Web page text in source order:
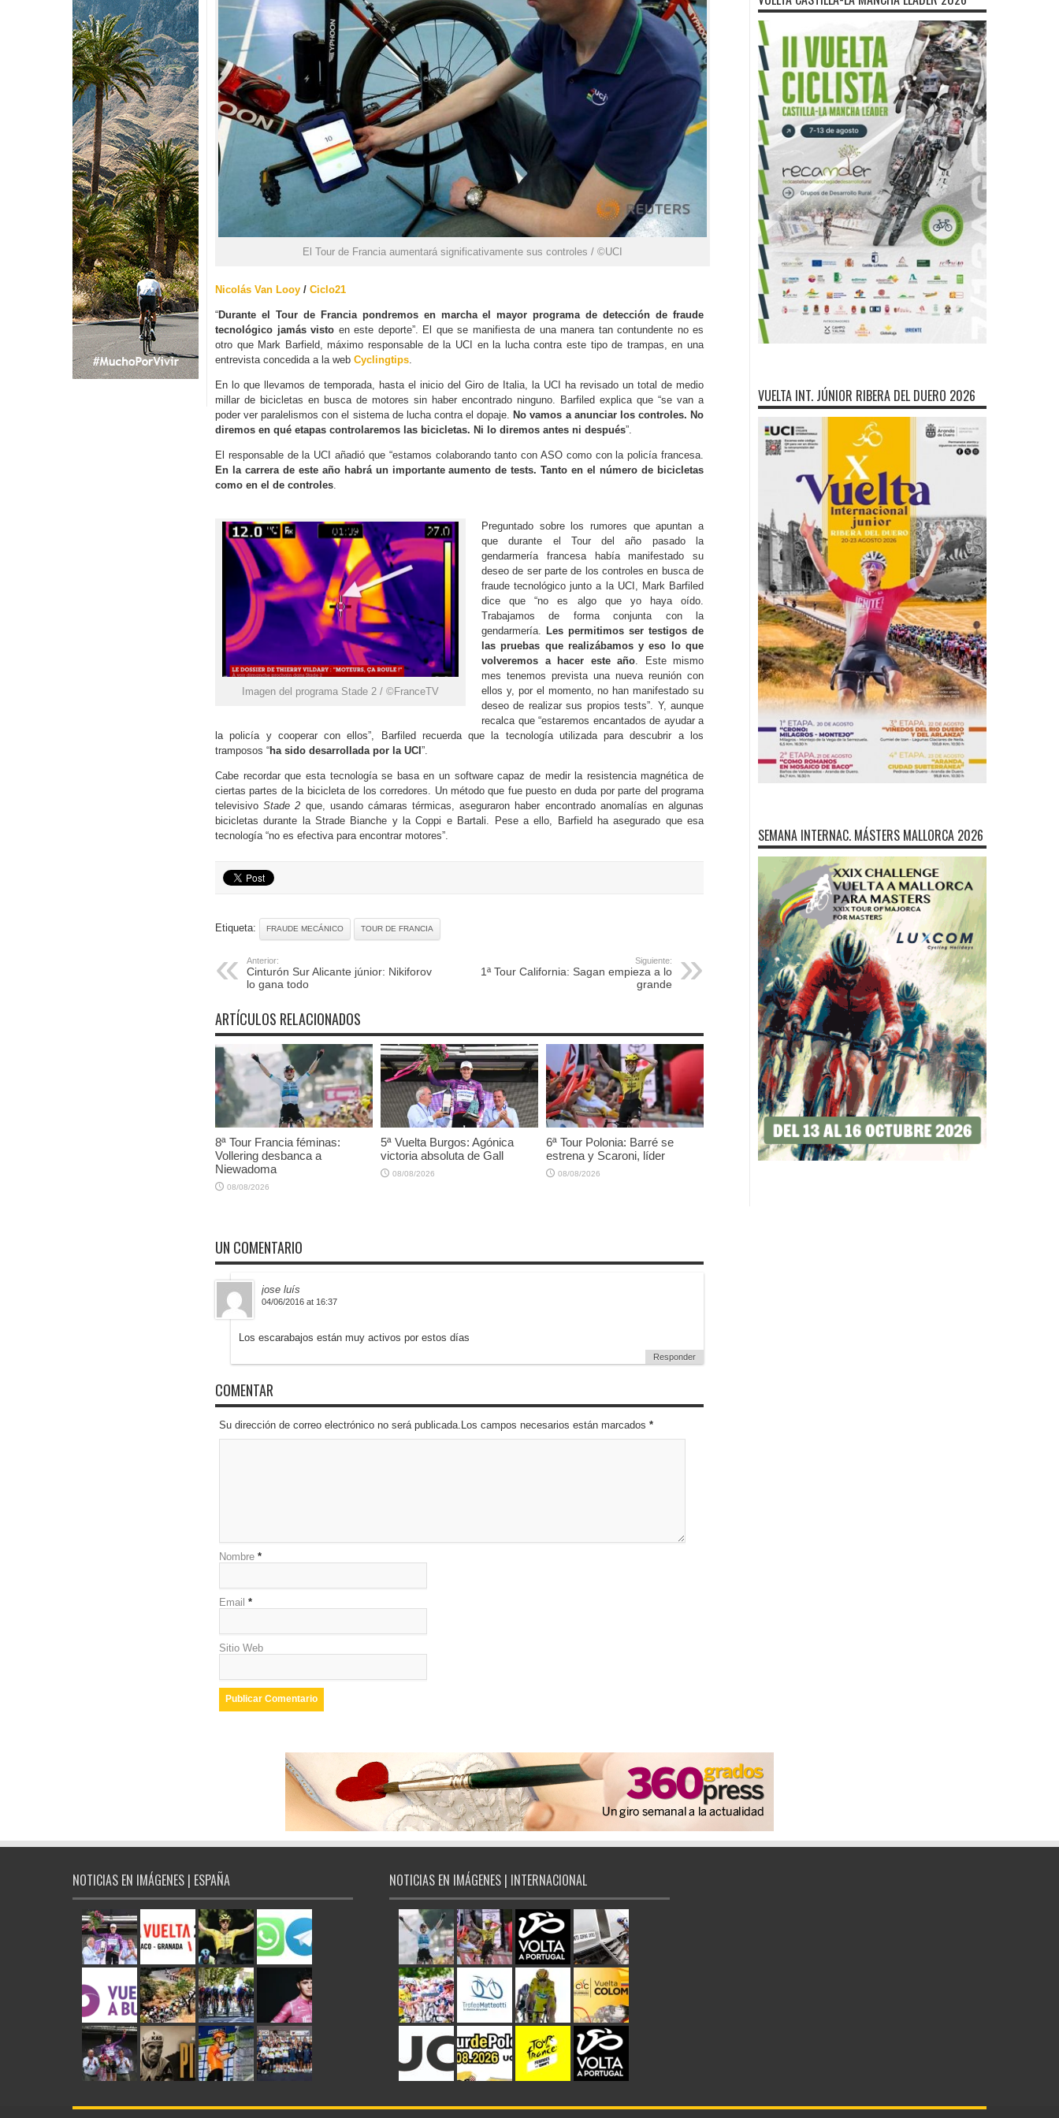
El Tour de Francia aumentará significativamente sus controles / ©UCI
Nicolás Van Looy / Ciclo21
“Durante el Tour de Francia pondremos en marcha el mayor programa de detección de fraude
tecnológico jamás visto en este deporte”. El que se manifiesta de una manera tan contundente no es
otro que Mark Barfield, máximo responsable de la UCI en la lucha contra este tipo de trampas, en una
entrevista concedida a la web Cyclingtips
En lo que llevamos de temporada, hasta el inicio del Giro de Italia, la UCI ha revisado un total de medio
millar de bicicletas en busca de motores sin haber encontrado ninguno. Barfiled explica que “se van a
poder ver paralelismos con el sistema de lucha contra el dopaje.
No vamos a anunciar los controles. No
diremos en qué etapas controlaremos las bicicletas. Ni lo diremos antes ni después”.
El responsable de la UCI añadió que “estamos colaborando tanto con ASO como con la policía francesa.
En la carrera de este año habrá un importante aumento de tests. Tanto en el número de bicicletas
como en el de controles
Imagen del programa Stade 2 / ©FranceTV
Preguntado sobre los rumores que apuntan a
que durante el Tour del año pasado la
gendarmería francesa había manifestado su
deseo de ser parte de los controles en busca de
fraude tecnológico junto a la UCI, Mark Barfiled
dice que “no es algo que yo haya oído.
Trabajamos de forma conjunta con la
gendarmería.
Les permitimos ser testigos de
las pruebas que realizábamos y eso lo que
volveremos a hacer este año . Este mismo
mes tenemos prevista una nueva reunión con
ellos y, por el momento, no han manifestado su
deseo de realizar sus propios tests”. Y, aunque
recalca que “estaremos encantados de ayudar a
la policía y cooperar con ellos”, Barfiled recuerda que la tecnología utilizada para descubrir a los
tramposos “ha sido desarrollada por la UCI ”.
Cabe recordar que esta tecnología se basa en un software capaz de medir la resistencia magnética de
ciertas partes de la bicicleta de los corredores. Un método que fue puesto en duda por parte del programa
televisivoStade 2 que, usando cámaras térmicas, aseguraron haber encontrado anomalías en algunas
bicicletas durante la Strade Bianche y la Coppi e Bartali. Pese a ello, Barfield ha asegurado que esa
tecnología “no es efectiva para encontrar motores”.
Etiqueta: FRAUDE MECÁNICO TOUR DE FRANCIA
Anterior:
Cinturón Sur Alicante júnior: Nikiforov
lo gana todo
Siguiente:
1ª Tour California: Sagan empieza a lo
grande
ARTÍCULOS RELACIONADOS
8ª Tour Francia féminas:
Vollering desbanca a
Niewadoma
08/08/2026
5ª Vuelta Burgos: Agónica
victoria absoluta de Gall
08/08/2026
6ª Tour Polonia: Barré se
estrena y Scaroni, líder
08/08/2026
UN COMENTARIO
jose luís
04/06/2016 at 16:37
Los escarabajos están muy activos por estos días
Responder
COMENTAR
Su dirección de correo electrónico no será publicada.Los campos necesarios están marcados *
Nombre *
Email *
Sitio Web
VUELTA INT. JÚNIOR RIBERA DEL DUERO 2026
SEMANA INTERNAC. MÁSTERS MALLORCA 2026
NOTICIAS EN IMÁGENES | ESPAÑA NOTICIAS EN IMÁGENES | INTERNACIONAL